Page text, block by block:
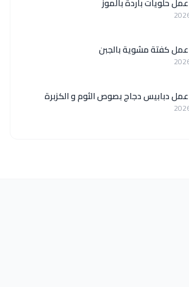
كفتة مشوية بالجبن
دبابيس دجاج بصوص الثوم و الكزبرة